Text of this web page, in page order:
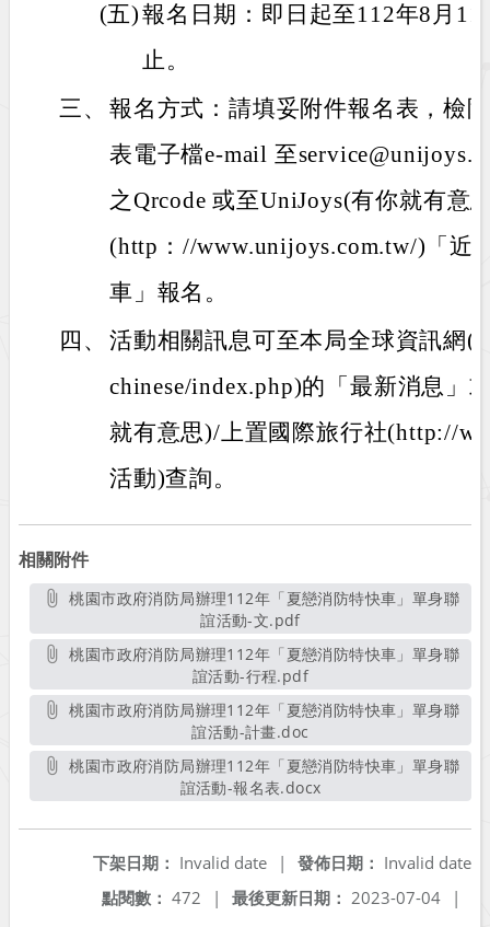
(五)報名日期：即日起至112年8月
止。
三、 報名方式：請填妥附件報名表，檢
表電子檔e-mail 至
之Qrcode 或至UniJoys(有你就有意
(http：//www.unijoys.com.tw/)「近
車」報名。
四、 活動相關訊息可至本局全球資訊網
chinese/index.php)的「最新消息」
就有意思)/上置國際旅行社(http://
活動)查詢。
相關附件
桃園市政府消防局​​​​​​​辦理112年「夏戀消防特快車」單身聯
誼活動-文.pdf另開新視窗
桃園市政府消防局​​​​​​​辦理112年「夏戀消防特快車」單身聯
誼活動-行程.pdf另開新視窗
桃園市政府消防局​​​​​​​辦理112年「夏戀消防特快車」單身聯
誼活動-計畫.doc
桃園市政府消防局​​​​​​​辦理112年「夏戀消防特快車」單身聯
誼活動-報名表.docx
發佈日期： Invalid date
下架日期： Invalid date
|
最後更新日期： 2023-07-04 |
點閱數： 472 |